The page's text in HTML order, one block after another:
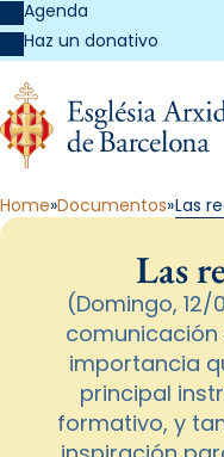
Agenda
Haz un donativo
Home Documentos Las
Las
(Domingo,
importancia
principal
formativo, y